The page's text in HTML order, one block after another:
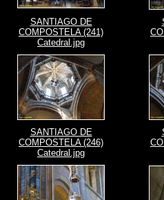
SANTIAGO DE
COMPOSTELA (241)
Catedral.jpg
SANTIAGO DE
COMPOSTELA (246)
Catedral.jpg